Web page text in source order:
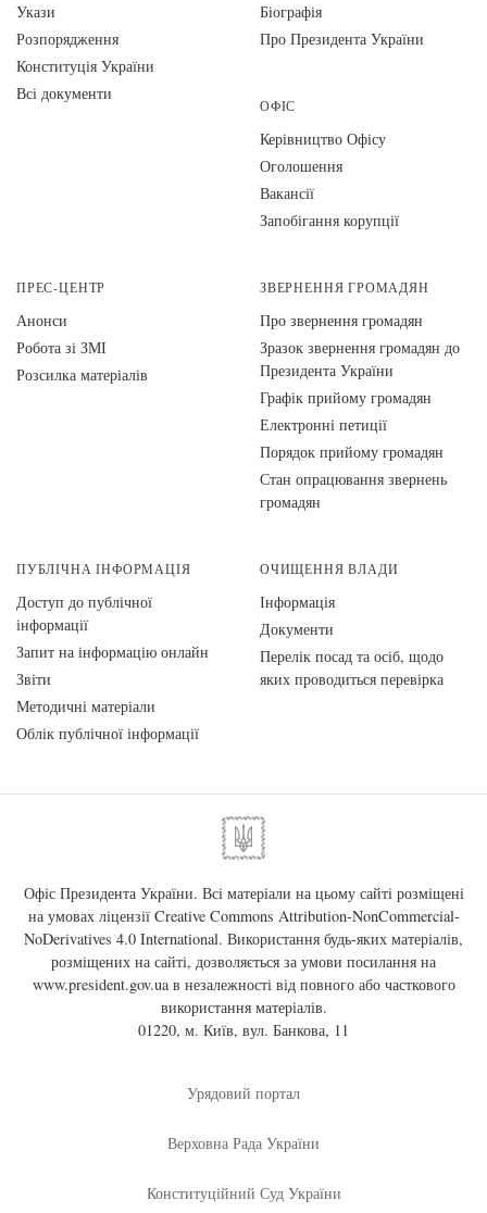
Укази
Розпорядження
Конституція України
Всі документи
Біографія
Про Президента України
ОФІС
Керівництво Офісу
Оголошення
Вакансії
Запобігання корупції
ПРЕС-ЦЕНТР
Анонси
Робота зі ЗМІ
Розсилка матеріалів
ЗВЕРНЕННЯ ГРОМАДЯН
Про звернення громадян
Зразок звернення громадян до
Президента України
Графік прийому громадян
Електронні петиції
Порядок прийому громадян
Стан опрацювання звернень
громадян
ПУБЛІЧНА ІНФОРМАЦІЯ
Доступ до публічної
інформації
Запит на інформацію онлайн
Звіти
Методичні матеріали
Облік публічної інформації
ОЧИЩЕННЯ ВЛАДИ
Інформація
Документи
Перелік посад та осіб, щодо
яких проводиться перевірка
Офіс Президента України. Всі матеріали на цьому сайті розміщені
на умовах ліцензії Creative Commons Attribution-NonCommercial-
NoDerivatives 4.0 International. Використання будь-яких матеріалів,
розміщених на сайті, дозволяється за умови посилання на
www.president.gov.uaв незалежності від повного або часткового
використання матеріалів.
01220, м. Київ, вул. Банкова, 11
Урядовий портал
Верховна Рада України
Конституційний Суд України